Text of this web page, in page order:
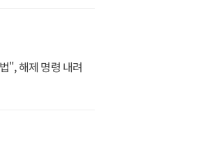
", 해제 명령 내려